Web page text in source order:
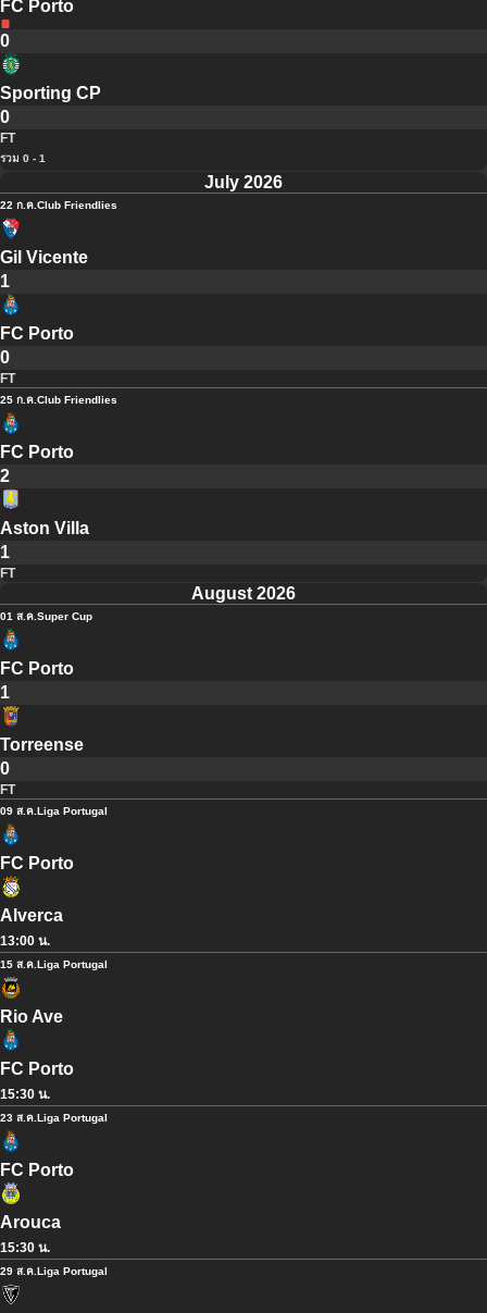
FC Porto
0
Sporting CP
0
FT
รวม 0 - 1
July 2026
22 ก.ค.Club Friendlies
Gil Vicente
1
FC Porto
0
FT
25 ก.ค.Club Friendlies
FC Porto
2
Aston Villa
1
FT
August 2026
01 ส.ค.Super Cup
FC Porto
1
Torreense
0
FT
09 ส.ค. Liga Portugal
FC Porto
Alverca
13:00 น.
15 ส.ค. Liga Portugal
Rio Ave
FC Porto
15:30 น.
23 ส.ค. Liga Portugal
FC Porto
Arouca
15:30 น.
29 ส.ค. Liga Portugal